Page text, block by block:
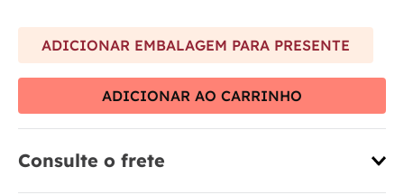
ADICIONAR EMBALAGEM PARA PRESENTE
ADICIONAR AO CARRINHO
Consulte o frete